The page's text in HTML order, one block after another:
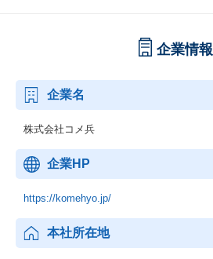
企業情報
企業名
株式会社コメ兵
企業HP
https://komehyo.jp/
本社所在地